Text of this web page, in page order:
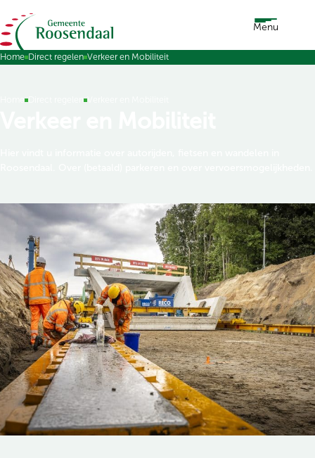
Ga naar de inhoud Menu
Home Direct regelen Verkeer en Mobiliteit